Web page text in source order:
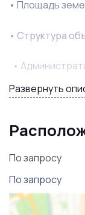
• Площадь
• Структура
•
площадью 83 м²
куб. м для
• Три
которые можно
• Одна
Развернуть
По запросу
По запросу